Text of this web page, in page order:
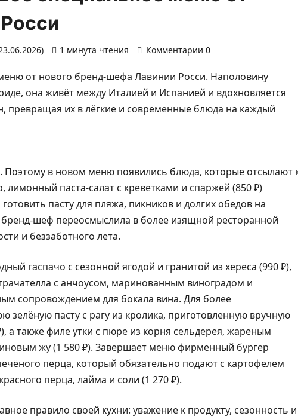
1 минута чтения Комментарии 0
от нового бренд-шефа Лавинии Росси. Наполовину
она живёт между Италией и Испанией и вдохновляется
превращая их в лёгкие и современные блюда на каждый
в новом меню появились блюда, которые отсылают
паста-салат с креветками и спаржей (850 ₽)
пасту для пляжа, пикников и долгих обедов на
шеф переосмыслила в более изящной ресторанной
и беззаботного лета.
гаспачо с сезонной ягодой и гранитой из хереса (990 ₽),
с анчоусом, маринованным виноградом и
сопровождением для бокала вина. Для более
пасту с рагу из кролика, приготовленную вручную
также филе утки с пюре из корня сельдерея, жареным
жу (1 580 ₽). Завершает меню фирменный бургер
перца, который обязательно подают с картофелем
перца, лайма и соли (1 270 ₽).
правило своей кухни: уважение к продукту, сезонность и